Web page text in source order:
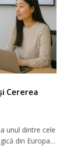
Cererea
unul dintre cele
din Europa…